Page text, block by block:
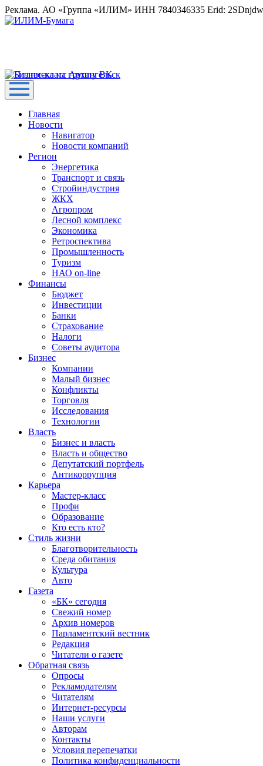
Реклама. АО «Группа «ИЛИМ» ИНН 7840346335 Erid:
Главная
Новости
Навигатор
Новости компаний
Регион
Энергетика
Транспорт и связь
Стройиндустрия
ЖКХ
Агропром
Лесной комплекс
Экономика
Ретроспектива
Промышленность
Туризм
НАО on-line
Финансы
Бюджет
Инвестиции
Банки
Страхование
Налоги
Советы аудитора
Бизнес
Компании
Малый бизнес
Конфликты
Торговля
Исследования
Технологии
Власть
Бизнес и власть
Власть и общество
Депутатский портфель
Антикоррупция
Карьера
Мастер-класс
Профи
Образование
Кто есть кто?
Стиль жизни
Благотворительность
Среда обитания
Культура
Авто
Газета
«БК» сегодня
Свежий номер
Архив номеров
Парламентский вестник
Редакция
Читатели о газете
Обратная связь
Опросы
Рекламодателям
Читателям
Интернет-ресурсы
Наши услуги
Авторам
Контакты
Условия перепечатки
Политика конфиденциальности